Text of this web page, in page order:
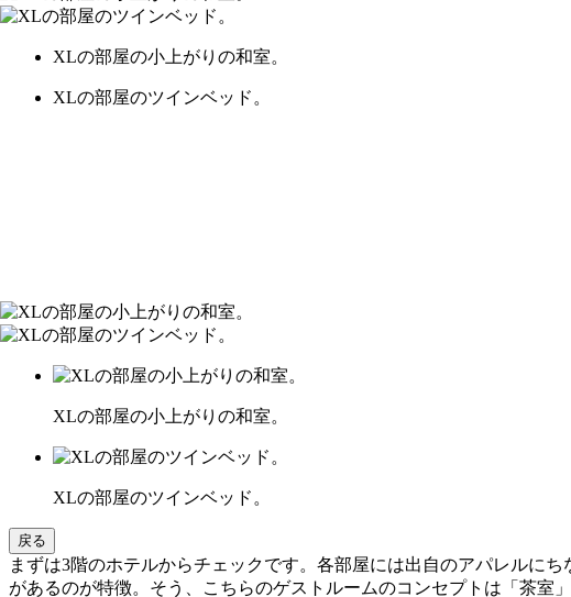
XLの部屋の小上がりの和室。
XLの部屋のツインベッド。
XLの部屋の小上がりの和室。
XLの部屋のツインベッド。
戻る
まずは3階のホテルからチェックです。各部屋には出自のアパレルに
があるのが特徴。そう、こちらのゲストルームのコンセプトは「茶室